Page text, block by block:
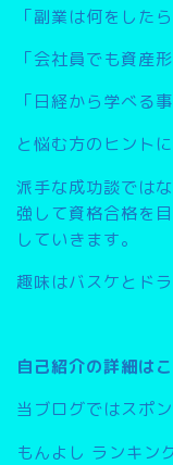
「副業は何をした
「会社員でも資産
「日経から学べる事
と悩む方のヒント
派手な成功談では
強して資格合格を
していきます。
趣味はバスケとド
自己紹介の詳細は
当ブログではスポ
もんよし ランキン